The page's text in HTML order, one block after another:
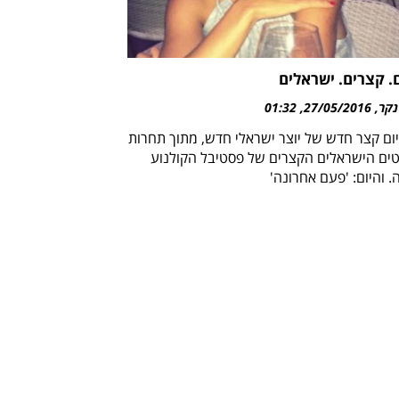
קצרים. ישראלים
27/05/2016
01:32
קצר חדש של יוצר ישראלי חדש, מתוך תחרות
הישראלים הקצרים של פסטיבל הקולנוע
והיום: 'פעם אחרונה'